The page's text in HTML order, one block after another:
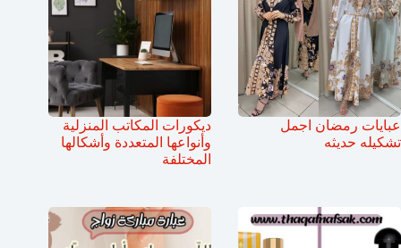
عبايات رمضان اجمل
تشكيله حديثه
ديكورات المكاتب المنزلية
وأنواعها المتعددة وأشكالها
المختلفة